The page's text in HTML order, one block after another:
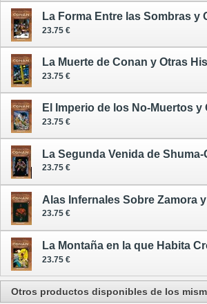
23.75 €
23.75 €
23.75 €
23.75 €
23.75 €
23.75 €
Otros productos disponibles de los